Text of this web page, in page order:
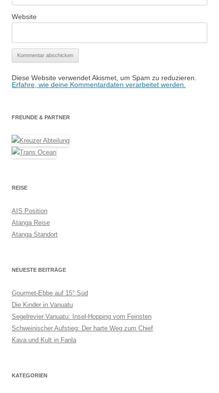
Website
Diese Website verwendet Akismet, um Spam zu reduzieren.
Erfahre, wie deine Kommentardaten verarbeitet werden.
FREUNDE & PARTNER
REISE
AIS Position
Atanga Reise
Atanga Standort
NEUESTE BEITRÄGE
Gourmet-Ebbe auf 15° Süd
Die Kinder in Vanuatu
Segelrevier Vanuatu: Insel-Hopping vom Feinsten
Schweinischer Aufstieg: Der harte Weg zum Chief
Kava und Kult in Fanla
KATEGORIEN